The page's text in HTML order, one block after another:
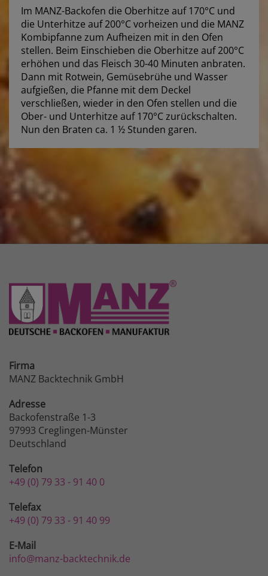
Im MANZ-Backofen die Oberhitze auf 170°C und
die Unterhitze auf 200°C vorheizen und die MANZ
Kombipfanne zum Aufheizen mit in den Ofen
stellen. Beim Einschieben die Oberhitze auf 200°C
erhöhen und das Fleisch 30-40 Minuten anbraten.
Dann mit Rotwein, Gemüsebrühe und Wasser
aufgießen, die Pfanne mit dem Deckel
verschließen, wieder in den Ofen stellen und die
Ober- und Unterhitze auf 170°C zurückschalten.
Nun den Braten ca. 1 ½ Stunden garen.
Firma
MANZ Backtechnik GmbH
Adresse
Backofenstraße 1-3
97993 Creglingen-Münster
Deutschland
Telefon
+49 (0) 79 33 - 91 40 0
Telefax
+49 (0) 79 33 - 91 40 99
E-Mail
info@manz-backtechnik.de